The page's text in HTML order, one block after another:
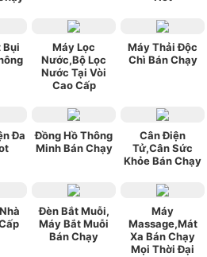
Bụi
Máy Lọc
Nước,Bộ Lọc
Nước Tại Vòi
Cao Cấp
Máy Thải Độc
Chì Bán Chạy
Đa
Đồng Hồ Thông
Minh Bán Chạy
Cân Điện
Tử,Cân Sức
Khỏe Bán Chạy
Đèn Bắt Muỗi,
Máy Bắt Muỗi
Bán Chạy
Máy
Massage,Mát
Xa Bán Chạy
Mọi Thời Đại